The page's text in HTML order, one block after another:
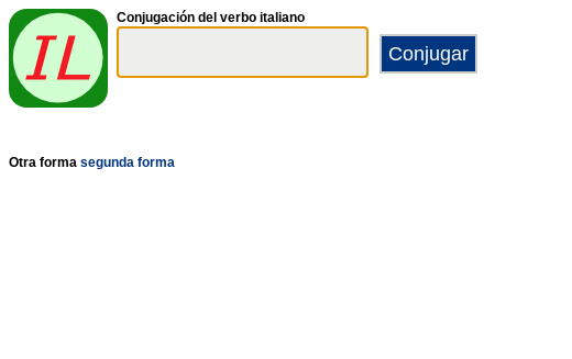
Conjugación del verbo italiano
Otra forma segunda forma